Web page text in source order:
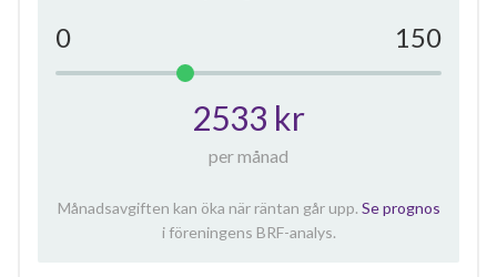
0 150
2533 kr
per månad
Månadsavgiften kan öka när räntan går upp. Se prognos
i föreningens BRF-analys.